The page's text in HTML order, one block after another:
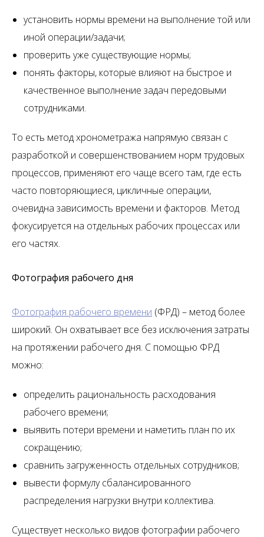
установить нормы времени на выполнение той или
иной операции/задачи;
проверить уже существующие нормы;
понять факторы, которые влияют на быстрое и
качественное выполнение задач передовыми
сотрудниками.
То есть метод хронометража напрямую связан с
разработкой и совершенствованием норм трудовых
процессов, применяют его чаще всего там, где есть
часто повторяющиеся, цикличные операции,
очевидна зависимость времени и факторов. Метод
фокусируется на отдельных рабочих процессах или
его частях.
Фотография рабочего дня
Фотография рабочего времени (ФРД) – метод более
широкий. Он охватывает все без исключения затраты
на протяжении рабочего дня. С помощью ФРД
можно:
определить рациональность расходования
рабочего времени;
выявить потери времени и наметить план по их
сокращению;
сравнить загруженность отдельных сотрудников;
вывести формулу сбалансированного
распределения нагрузки внутри коллектива.
Существует несколько видов фотографии рабочего